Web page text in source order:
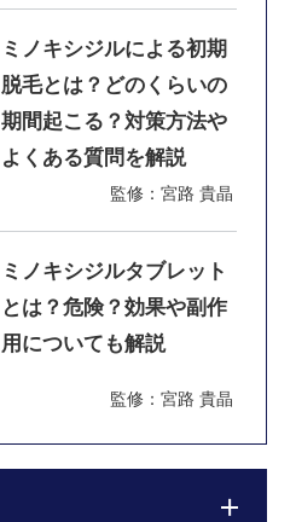
ミノキシジルによる初期
脱毛とは？どのくらいの
期間起こる？対策方法や
よくある質問を解説
監修：宮路 貴晶
ミノキシジルタブレット
とは？危険？効果や副作
用についても解説
監修：宮路 貴晶